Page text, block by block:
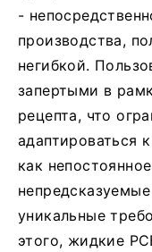
-
производства,
негибкой.
запертыми в
рецепта, что
адаптироваться
как
уникальные
этого, жидкие